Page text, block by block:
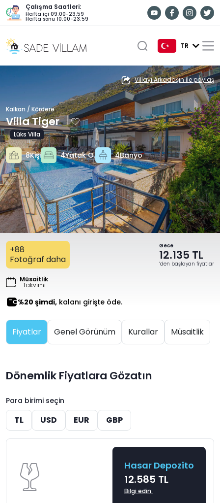
Çalışma Saatleri:
Hafta içi 09:00-23:59
Hafta sonu 10:00-23:59
TR
TR
EN
DE
RU
Villayı Arkadaşın ile paylaş
Kalkan / Kördere
Villa Tiger
Lüks Villa
8Kişi 4Yatak O. 4Banyo
+88
Fotoğraf daha
Gece
12.135 TL
‘den başlayan fiyatlar
Müsaitlik
Takvimi
%20 şimdi, kalanı girişte öde.
Fiyatlar Genel Görünüm Kurallar Müsaitlik
Dönemlik Fiyatlara Gözatın
Para birimi seçin
TL USD EUR GBP
Hasar Depozito
12.585 TL
Bilgi edin.